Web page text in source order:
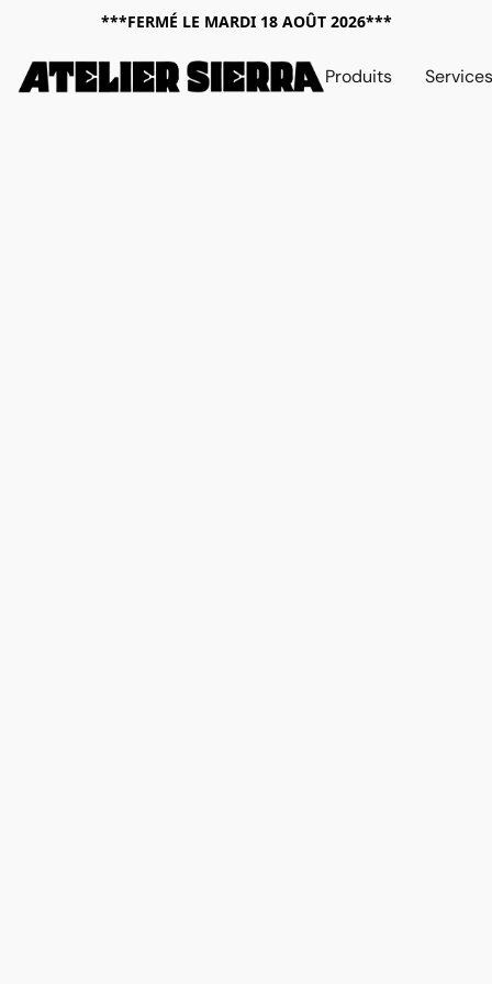
***FERMÉ LE MARDI 18 AOÛT 2026***
Produits Services